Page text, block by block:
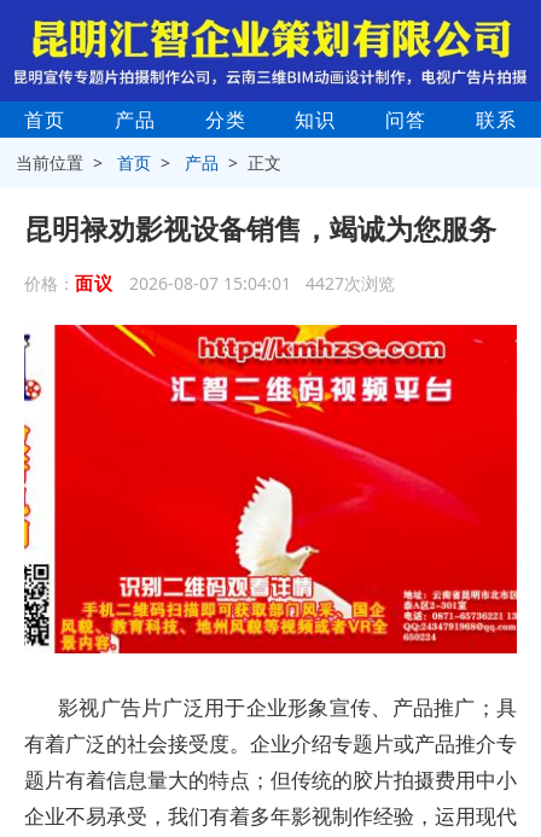
首页 产品 分类 知识 问答 联系
当前位置 >首页 > 产品 > 正文
昆明禄劝影视设备销售，竭诚为您服务
价格： 面议 2026-08-07 15:04:01 4427次浏览
影视广告片广泛用于企业形象宣传、产品推广；具
有着广泛的社会接受度。企业介绍专题片或产品推介专
题片有着信息量大的特点；但传统的胶片拍摄费用中小
企业不易承受，我们有着多年影视制作经验，运用现代